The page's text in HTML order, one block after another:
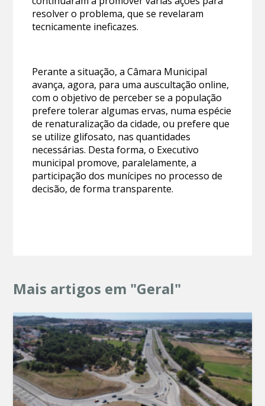
resolver o problema, que se revelaram
tecnicamente ineficazes.
Perante a situação, a Câmara Municipal
avança, agora, para uma auscultação online,
com o objetivo de perceber se a população
prefere tolerar algumas ervas, numa espécie
de renaturalização da cidade, ou prefere que
se utilize glifosato, nas quantidades
necessárias. Desta forma, o Executivo
municipal promove, paralelamente, a
participação dos munícipes no processo de
decisão, de forma transparente.
Mais artigos em "Geral"